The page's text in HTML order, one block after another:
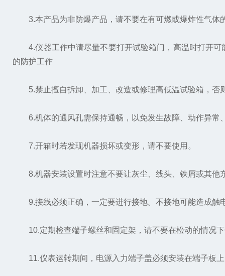
3.本产品为非防爆产品，请不要在有可燃或爆炸性气体
4.仪器工作中请尽量不要打开试验箱门，高温时打开可
的防护工作
5.禁止擅自拆卸、加工、改造或修理高低温试验箱，否
6.机体的通风孔需保持通畅，以免发生故障、动作异常
7.开箱时若发现机器损坏或变形，请不要使用。
8.机器安装设置时注意不要让灰尘、线头、铁屑或其他
9.接线必须正确，一定要进行接地。不接地可能造成触
10.定期检查端子螺丝和固定架，请不要在松动的情况
11.仪表运转期间，电源入力端子盖必须安装在端子板上